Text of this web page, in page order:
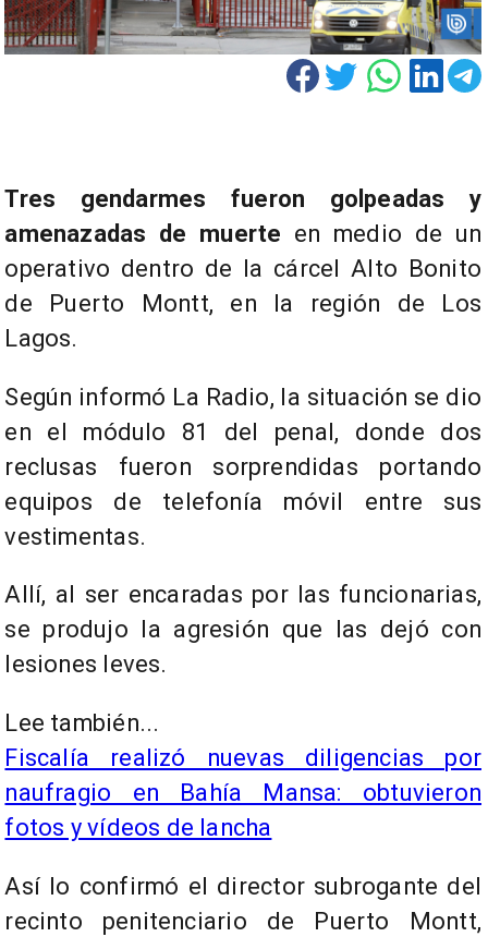
Tres gendarmes fueron golpeadas y
amenazadas de muerte en medio de un
operativo dentro de la cárcel Alto Bonito
de Puerto Montt, en la región de Los
Lagos.
Según informó La Radio, la situación se dio
en el módulo 81 del penal, donde dos
reclusas fueron sorprendidas portando
equipos de telefonía móvil entre sus
vestimentas.
Allí, al ser encaradas por las funcionarias,
se produjo la agresión que las dejó con
lesiones leves.
Lee también...
Fiscalía realizó nuevas diligencias por
naufragio en Bahía Mansa: obtuvieron
fotos y vídeos de lancha
Así lo confirmó el director subrogante del
recinto penitenciario de Puerto Montt,